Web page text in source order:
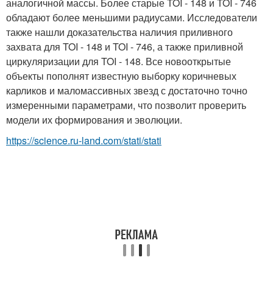
обладают более меньшими радиусами. Исследователи
также нашли доказательства наличия приливного
захвата для TOI - 148 и TOI - 746, а также приливной
циркуляризации для TOI - 148. Все новооткрытые
объекты пополнят известную выборку коричневых
карликов и маломассивных звезд с достаточно точно
измеренными параметрами, что позволит проверить
модели их формирования и эволюции.
https://science.ru-land.com/stati/stati